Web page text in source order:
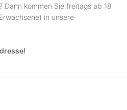
Dann kommen Sie freitags ab 18
in unsere